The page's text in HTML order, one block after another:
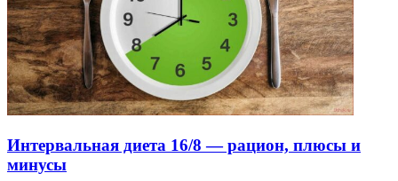
Интервальная диета 16/8 — рацион, плюсы и
минусы